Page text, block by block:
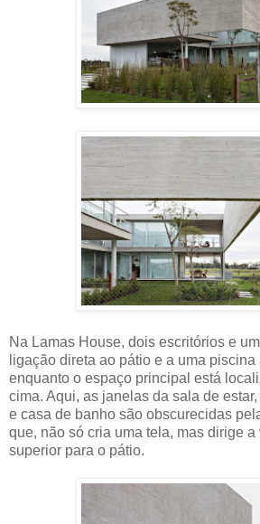
Na Lamas House, dois escritórios e
ligação direta ao pátio e a uma
enquanto o espaço principal está
cima. Aqui, as janelas da sala de
e casa de banho são obscurecidas
que, não só cria uma tela, mas dirige
superior para o pátio.